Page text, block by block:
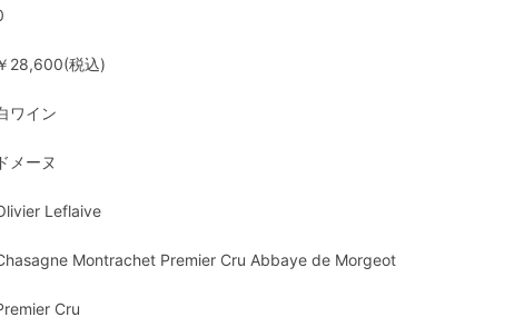
28,600(税込)
ワイン
ドメーヌ
Leflaive
Montrachet Premier Cru Abbaye de Morgeot
Cru